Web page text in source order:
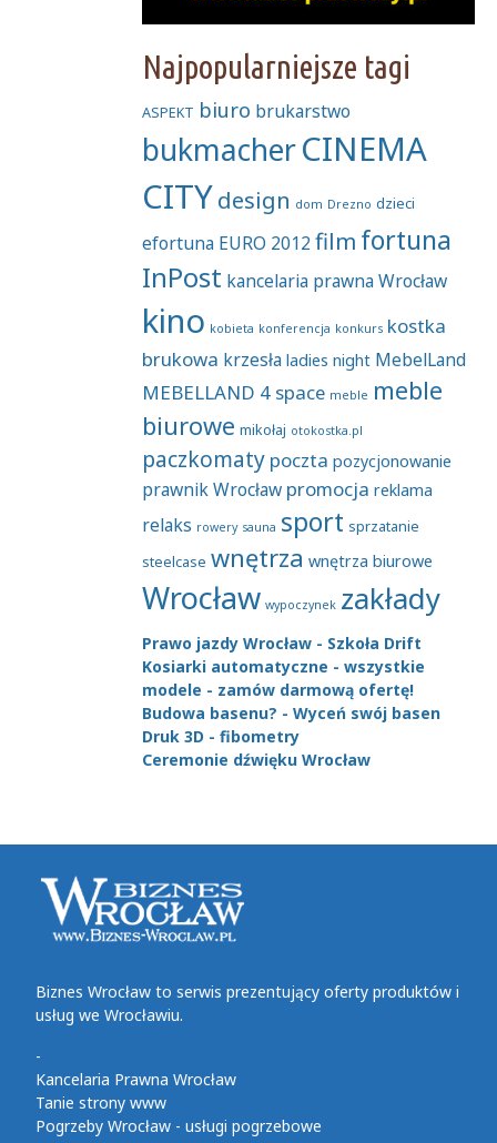
Najpopularniejsze tagi
ASPEKT biuro brukarstwo
bukmacherCINEMA
CITYdesign dom Drezno dzieci
efortuna EURO 2012film fortuna
InPost kancelaria prawna Wrocław
kino kobieta konferencja konkurs kostka
brukowa krzesła ladies night MebelLand
MEBELLAND 4 space meble meble
biurowe mikołaj otokostka.pl
paczkomaty poczta pozycjonowanie
prawnik Wrocław promocja reklama
relaks rowery sauna sport sprzatanie
steelcase wnętrza wnętrza biurowe
Wrocław wypoczynek zakłady
Prawo jazdy Wrocław - Szkoła Drift
Kosiarki automatyczne - wszystkie
modele - zamów darmową ofertę!
Budowa basenu? - Wyceń swój basen
Druk 3D - fibometry
Ceremonie dźwięku Wrocław
Biznes Wrocław to serwis prezentujący oferty produktów i
usług we Wrocławiu.
-
Kancelaria Prawna Wrocław
Tanie strony www
Pogrzeby Wrocław - usługi pogrzebowe